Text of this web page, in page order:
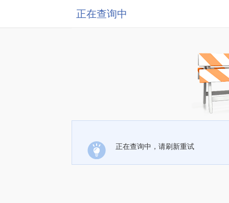
正在查询中
正在查询中，请刷新重试